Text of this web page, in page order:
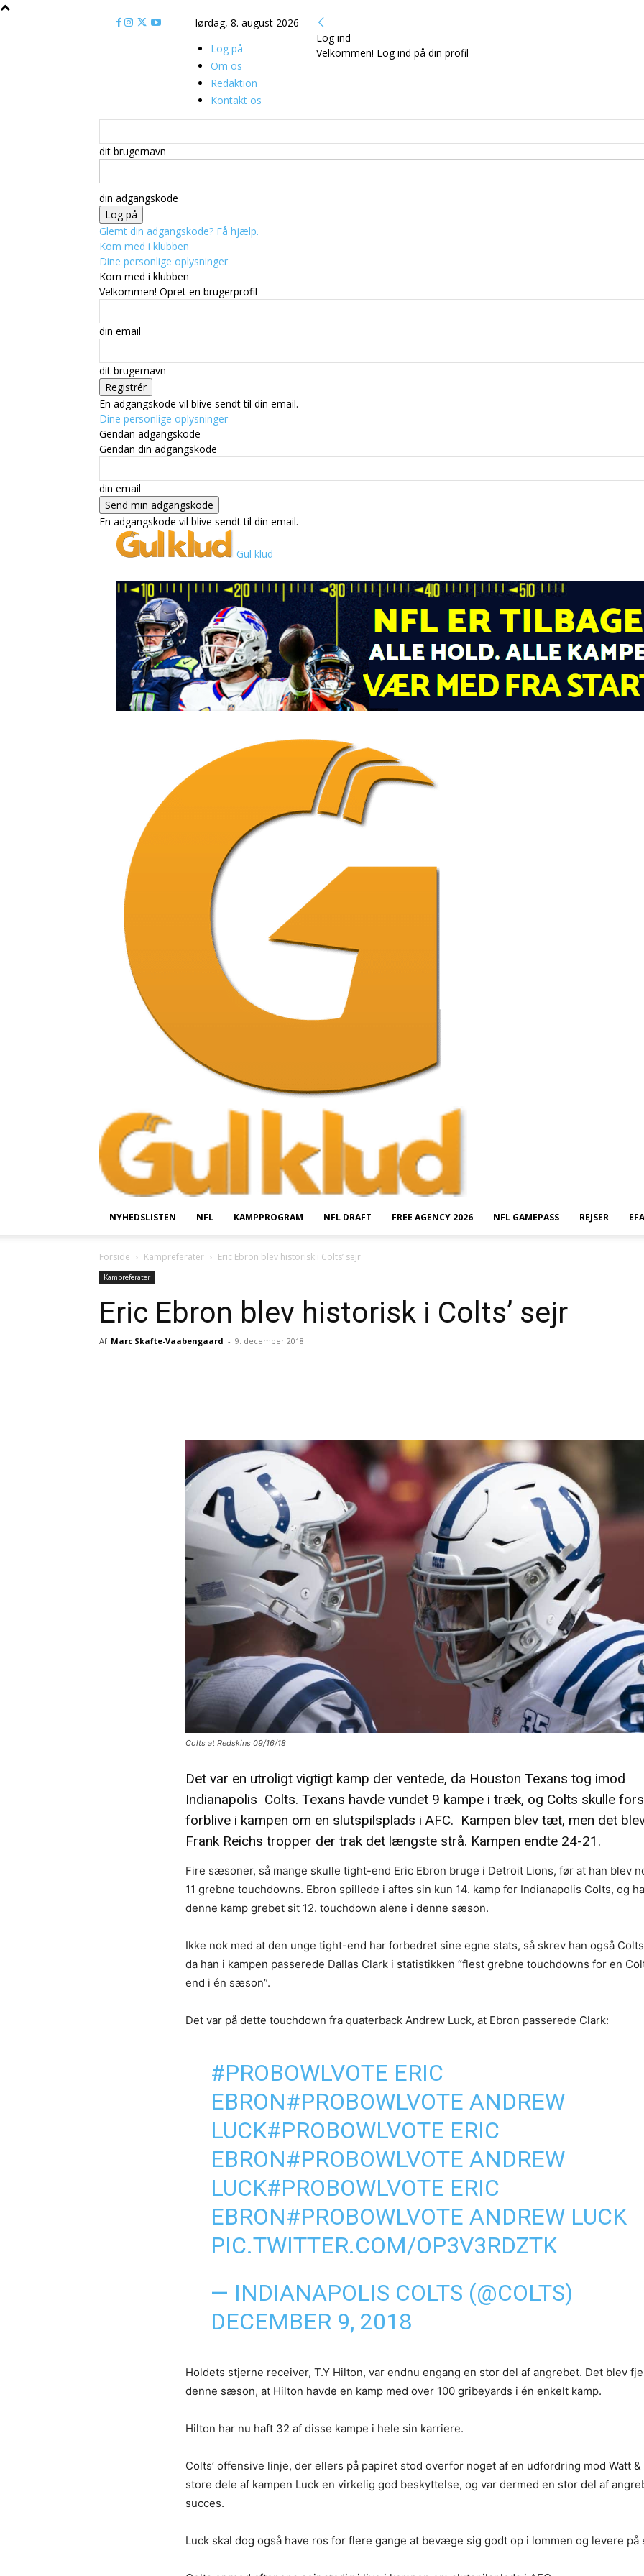
lørdag, 8. august 2026
Log på
Om os
Redaktion
Kontakt os
Log ind
Velkommen! Log ind på din profil
dit brugernavn
din adgangskode
Glemt din adgangskode? Få hjælp.
Kom med i klubben
Dine personlige oplysninger
Kom med i klubben
Velkommen! Opret en brugerprofil
din email
dit brugernavn
En adgangskode vil blive sendt til din email.
Dine personlige oplysninger
Gendan adgangskode
Gendan din adgangskode
din email
En adgangskode vil blive sendt til din email.
Gul klud
NYHEDSLISTEN NFL KAMPPROGRAM NFL DRAFT FREE AGENCY 2026 NFL GAMEPASS REJSER EFA
Forside Kampreferater Eric Ebron blev historisk i Colts’ sejr
Kampreferater
Eric Ebron blev historisk i Colts’ sejr
Af Marc Skafte-Vaabengaard - 9. december 2018
Colts at Redskins 09/16/18
Det var en utroligt vigtigt kamp der ventede, da Houston Texans tog imod
Indianapolis Colts. Texans havde vundet 9 kampe i træk, og Colts skulle
forblive i kampen om en slutspilsplads i AFC. Kampen blev tæt, men det
Frank Reichs tropper der trak det længste strå. Kampen endte 24-21.
Fire sæsoner, så mange skulle tight-end Eric Ebron bruge i Detroit Lions, før at han blev
11 grebne touchdowns. Ebron spillede i aftes sin kun 14. kamp for Indianapolis Colts, og
denne kamp grebet sit 12. touchdown alene i denne sæson.
Ikke nok med at den unge tight-end har forbedret sine egne stats, så skrev han også
da han i kampen passerede Dallas Clark i statistikken “flest grebne touchdowns for en
end i én sæson”.
Det var på dette touchdown fra quaterback Andrew Luck, at Ebron passerede Clark:
#PROBOWLVOTE ERIC
EBRON#PROBOWLVOTE ANDREW
LUCK#PROBOWLVOTE ERIC
EBRON#PROBOWLVOTE ANDREW
LUCK#PROBOWLVOTE ERIC
EBRON#PROBOWLVOTE ANDREW LUCK
PIC.TWITTER.COM/OP3V3RDZTK
— INDIANAPOLIS COLTS (@COLTS)
DECEMBER 9, 2018
Holdets stjerne receiver, T.Y Hilton, var endnu engang en stor del af angrebet. Det blev
denne sæson, at Hilton havde en kamp med over 100 gribeyards i én enkelt kamp.
Hilton har nu haft 32 af disse kampe i hele sin karriere.
Colts’ offensive linje, der ellers på papiret stod overfor noget af en udfordring mod Watt &
store dele af kampen Luck en virkelig god beskyttelse, og var dermed en stor del af
succes.
Luck skal dog også have ros for flere gange at bevæge sig godt op i lommen og levere på